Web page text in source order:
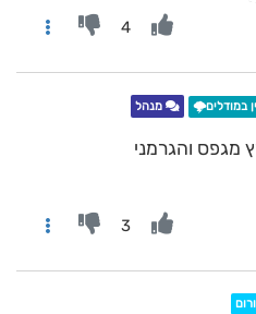
4
במודלים🌩️ מנהל
מגפס והגרמני
3